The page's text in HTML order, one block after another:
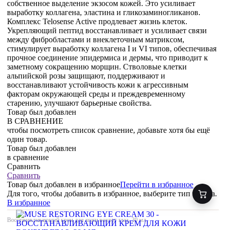
собственное выделение экзосом кожей. Это усиливает
выработку коллагена, эластина и гликозаминогликанов.
Комплекс Telosense Active продлевает жизнь клеток.
Укрепляющий пептид восстанавливает и усиливает связи
между фибробластами и внеклеточным матриксом,
стимулирует выработку коллагена I и VI типов, обеспечивая
прочное соединение эпидермиса и дермы, что приводит к
заметному сокращению морщин. Стволовые клетки
альпийской розы защищают, поддерживают и
восстанавливают устойчивость кожи к агрессивным
факторам окружающей среды и преждевременному
старению, улучшают барьерные свойства.
Товар был добавлен
В СРАВНЕНИЕ
чтобы посмотреть список сравнение, добавьте хотя бы ещё
один товар.
Товар был добавлен
в сравнение
Сравнить
Сравнить
Товар был добавлен в избранноеПерейти в избранное
Для того, чтобы добавить в избранное, выберите тип товара.
В избранное
Восстанавливающий крем для кожи вокруг глаз, 30 мл